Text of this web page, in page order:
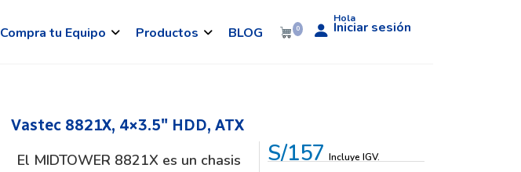
Compra tu Equipo Productos BLOG 0
Hola
Iniciar sesión
Vastec 8821X, 4×3.5″ HDD, ATX
El MIDTOWER 8821X es un chasis
S/157 Incluye IGV.